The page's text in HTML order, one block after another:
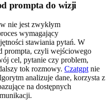
prompta do wizji
nie jest zwykłym
wymagający
stawiania pytań. W
prompta, czyli wejściowego
cel, pytanie czy problem,
tok rozmowy. Czatgpt nie
analizuje dane, korzysta z
na dostępnych